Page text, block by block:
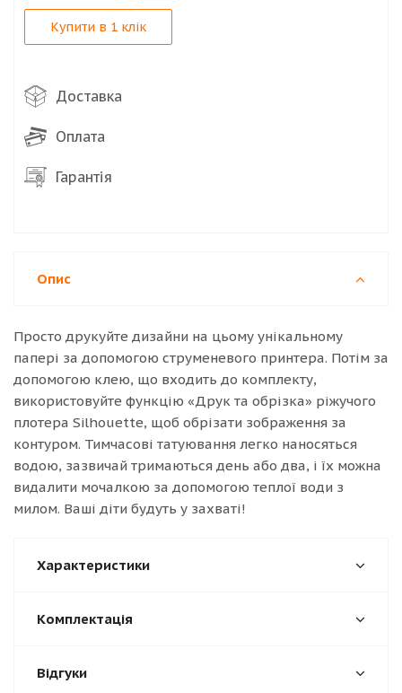
Купити в 1 клік
Доставка
Оплата
Гарантія
Опис
Просто друкуйте дизайни на цьому унікальному
папері за допомогою струменевого принтера. Потім за
допомогою клею, що входить до комплекту,
використовуйте функцію «Друк та обрізка» ріжучого
плотера Silhouette, щоб обрізати зображення за
контуром. Тимчасові татуювання легко наносяться
водою, зазвичай тримаються день або два, і їх можна
видалити мочалкою за допомогою теплої води з
милом. Ваші діти будуть у захваті!
Характеристики
Комплектація
Відгуки